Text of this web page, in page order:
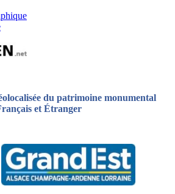
du patrimoine monumental
et Étranger